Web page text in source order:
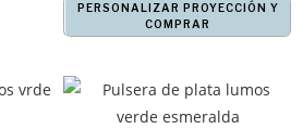
PERSONALIZAR PROYECCIÓN Y
COMPRAR